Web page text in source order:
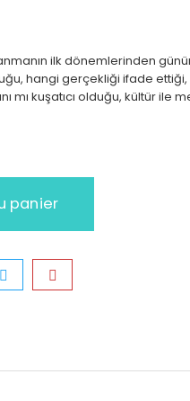
ilk dönemlerinden
hangi gerçekliği ifade ettiği,
mı kuşatıcı olduğu, kültür ile
panier